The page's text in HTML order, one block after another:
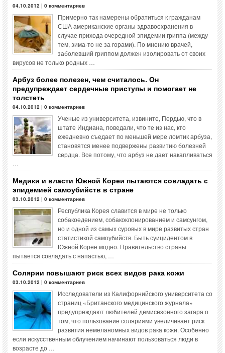
04.10.2012 | 0 комментариев
Примерно так намерены обратиться к гражданам
США американские органы здравоохранения в
случае прихода очередной эпидемии гриппа (между
тем, зима-то не за горами). По мнению врачей,
заболевший гриппом должен изолировать от своих
вирусов не только родных …
Арбуз более полезен, чем считалось. Он
предупреждает сердечные приступы и помогает не
толстеть
04.10.2012 | 0 комментариев
Ученые из университета, извините, Пердью, что в
штате Индиана, поведали, что те из нас, кто
ежедневно съедает по меньшей мере ломтик арбуза,
становятся менее подвержены развитию болезней
сердца. Все потому, что арбуз не дает накапливаться
…
Медики и власти Южной Кореи пытаются совладать с
эпидемией самоубийств в стране
03.10.2012 | 0 комментариев
Республика Корея славится в мире не только
собакоедением, собакоклонированием и самсунгом,
но и одной из самых суровых в мире развитых стран
статистикой самоубийств. Быть суицидентом в
Южной Корее модно. Правительство страны
пытается совладать с напастью, …
Солярии повышают риск всех видов рака кожи
03.10.2012 | 0 комментариев
Исследователи из Калифорнийского университета со
страниц «Британского медицинского журнала»
предупреждают любителей демисезонного загара о
том, что пользование соляриями увеличивает риск
развития немеланомных видов рака кожи. Особенно
если искусственным облучением начинают пользоваться люди в
возрасте до …